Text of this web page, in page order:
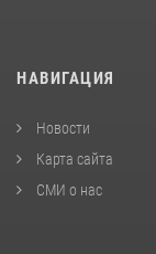
НАВИГАЦИЯ
Новости
Карта сайта
СМИ о нас